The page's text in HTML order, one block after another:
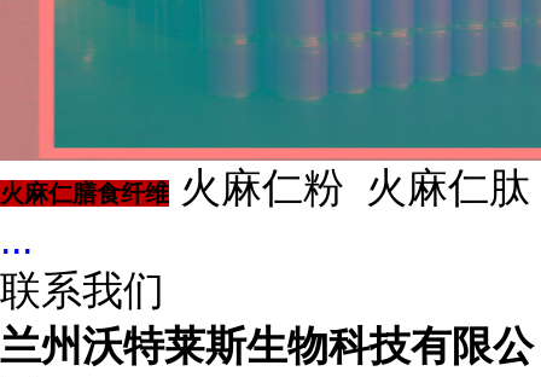
火麻仁膳食纤维 火麻仁粉 火麻仁肽
...
联系我们
兰州沃特莱斯生物科技有限公